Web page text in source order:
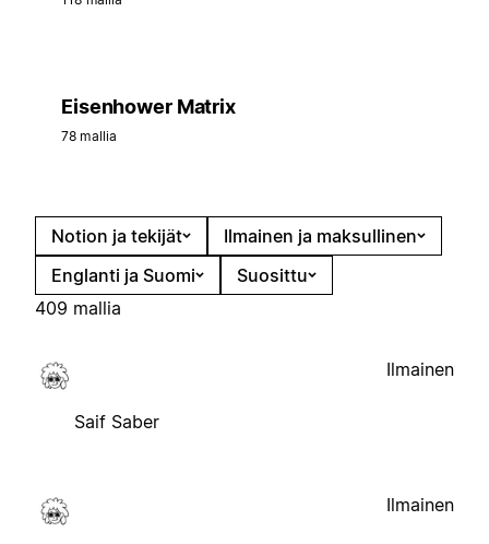
Eisenhower Matrix
78 mallia
Notion ja tekijät
Ilmainen ja maksullinen
Englanti ja Suomi
Suosittu
409 mallia
Saif Saber
Ilmainen
Ilmainen